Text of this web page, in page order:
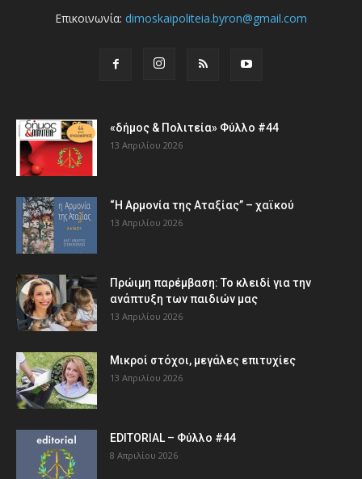
Επικοινωνία: dimoskaipoliteia.byron@gmail.com
«δήμος & Πολιτεία» Φύλλο #44
13 Απριλίου 2026
“Η Αρμονία της Αταξίας” – χαϊκού
13 Απριλίου 2026
Πρώιμη παρέμβαση: Το κλειδί για την
ανάπτυξη των παιδιών µας
13 Απριλίου 2026
Μικροί στόχοι, μεγάλες επιτυχίες
13 Απριλίου 2026
EDITORIAL – Φύλλο #44
8 Απριλίου 2026